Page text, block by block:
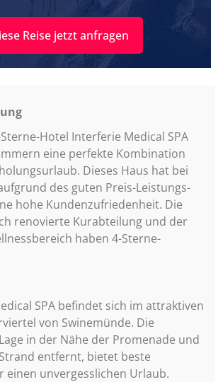
Reise jetzt anfragen
Hotel Interferie Medical SPA
eine perfekte Kombination
Dieses Haus hat bei
des guten Preis-Leistungs-
hohe Kundenzufriedenheit. Die
renovierte Kurabteilung und der
haben 4-Sterne-
SPA befindet sich im attraktiven
von Swinemünde. Die
in der Nähe der Promenade und
entfernt, bietet beste
einen unvergesslichen Urlaub.